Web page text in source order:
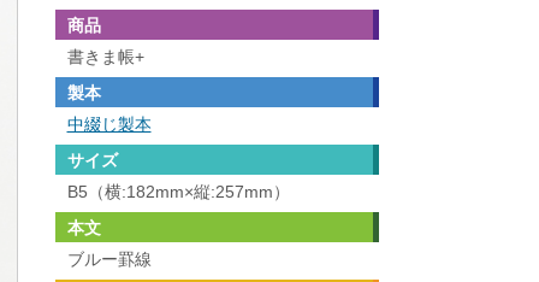
商品
書きま帳+
製本
中綴じ製本
サイズ
B5（横:182mm×縦:257mm）
本文
ブルー罫線